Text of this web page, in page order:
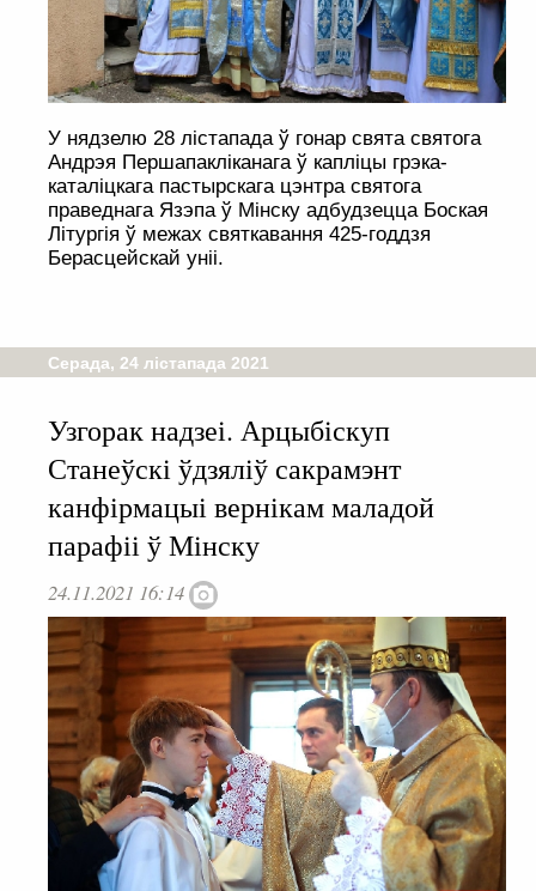
У нядзелю 28 лістапада ў гонар свята святога
Андрэя Першапакліканага ў капліцы грэка-
каталіцкага пастырскага цэнтра святога
праведнага Язэпа ў Мінску адбудзецца Боская
Літургія ў межах святкавання 425-годдзя
Берасцейскай уніі.
Серада, 24 лістапада 2021
Узгорак надзеі. Арцыбіскуп
Станеўскі ўдзяліў сакрамэнт
канфірмацыі вернікам маладой
парафіі ў Мінску
24.11.2021 16:14